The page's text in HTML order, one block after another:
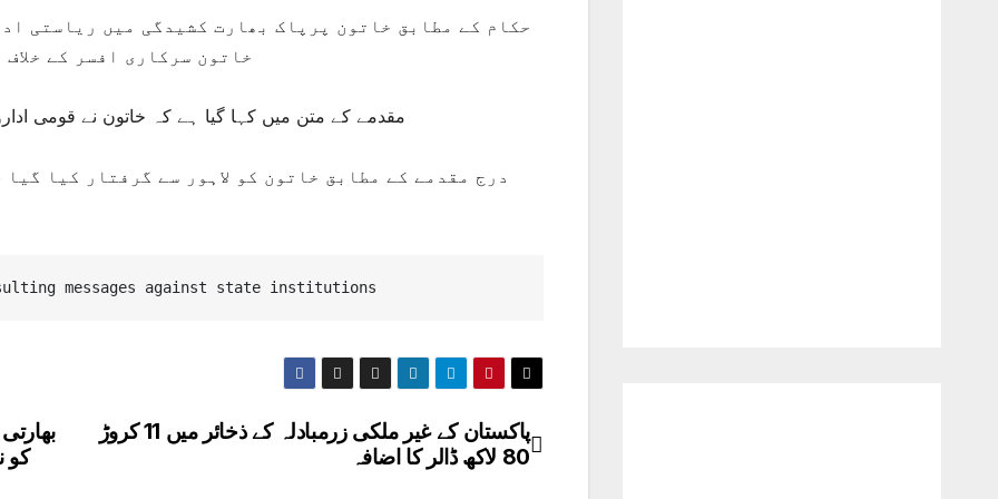
حکام کے مطابق خاتون پرپاک بھارت کشیدگی میں ریاستی
خاتون سرکاری افسر کے
مقدمے کے متن میں کہا گیا ہے کہ خاتون نے قومی
درج مقدمے کے مطابق خاتون کو لاہور سے گرفتار کیا
messages against state institutions
پاکستان کے غیر ملکی زرمبادلہ کے ذخائر میں 11 کروڑ
80 لاکھ ڈالر کا اضافہ